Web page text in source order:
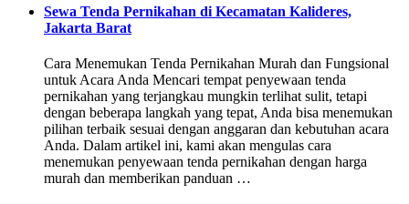
Sewa Tenda Pernikahan di Kecamatan Kalideres,
Jakarta Barat
Cara Menemukan Tenda Pernikahan Murah dan Fungsional
untuk Acara Anda Mencari tempat penyewaan tenda
pernikahan yang terjangkau mungkin terlihat sulit, tetapi
dengan beberapa langkah yang tepat, Anda bisa menemukan
pilihan terbaik sesuai dengan anggaran dan kebutuhan acara
Anda. Dalam artikel ini, kami akan mengulas cara
menemukan penyewaan tenda pernikahan dengan harga
murah dan memberikan panduan …